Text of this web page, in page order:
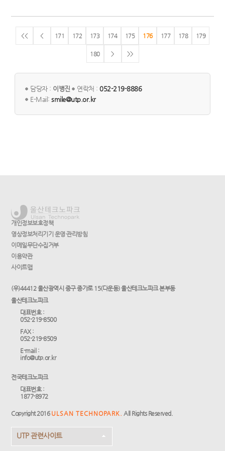
<< < 171 172 173 174 175 176 177 178 179
180 > >>
담당자 : 이병진 연락처 :052-219-8886
E-Mail:smile@utp.or.kr
개인정보보호정책
영상정보처리기기 운영·관리방침
이메일무단수집거부
이용약관
사이트맵
(우)44412 울산광역시 중구 종가로 15(다운동) 울산테크노파크 본부동
울산테크노파크
대표번호 :
052-219-8500
FAX :
052-219-8509
E-mail :
info@utp.or.kr
전국테크노파크
대표번호 :
1877-8972
Copyright 2016 ULSAN TECHNOPARK. All Rights Reserved.
UTP 관련사이트